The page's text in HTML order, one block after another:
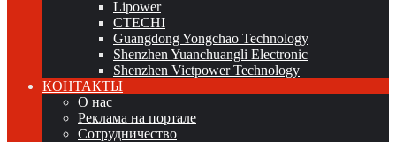
Lipower
CTECHI
Guangdong Yongchao Technology
Shenzhen Yuanchuangli Electronic
Shenzhen Victpower Technology
КОНТАКТЫ
О нас
Реклама на портале
Сотрудничество